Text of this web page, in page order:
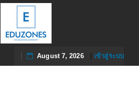
August 7, 2026| เข้าสู่ระบบ